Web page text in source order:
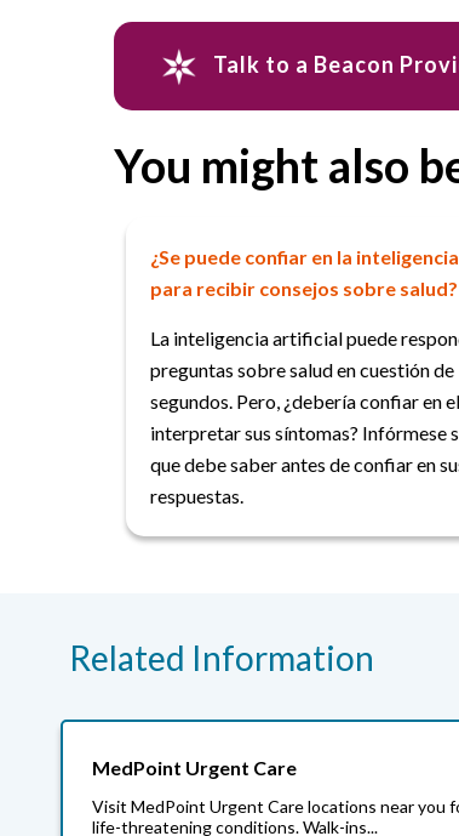
Talk to a Beacon
You might also
¿Se puede confiar en la
para recibir consejos sobre salud?
La inteligencia artificial puede
preguntas sobre salud en cuestión de
segundos. Pero, ¿debería confiar en
interpretar sus síntomas? Infórmese
que debe saber antes de confiar en
respuestas.
Related Information
MedPoint Urgent Care
Visit MedPoint Urgent Care locations near you
life-threatening conditions. Walk-ins...